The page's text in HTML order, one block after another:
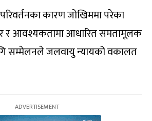
कारण जोखिममा परेका
र आवश्यकतामा आधारित समतामूलक
सम्मेलनले जलवायु न्यायको वकालत